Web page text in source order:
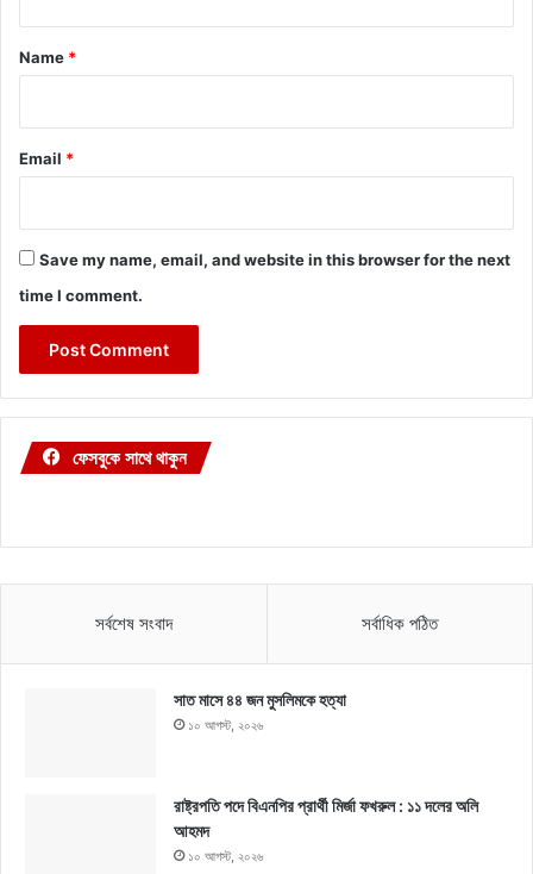
*
Name *
Email *
Save my name, email, and website in this browser for the next
time I comment.
ফেসবুকে সাথে থাকুন
সর্বশেষ সংবাদ সর্বাধিক পঠিত
সাত মাসে ৪৪ জন মুসলিমকে হত্যা
১০ আগস্ট, ২০২৬
রাষ্ট্রপতি পদে বিএনপির প্রার্থী মির্জা ফখরুল : ১১ দলের অলি
আহমদ
১০ আগস্ট, ২০২৬